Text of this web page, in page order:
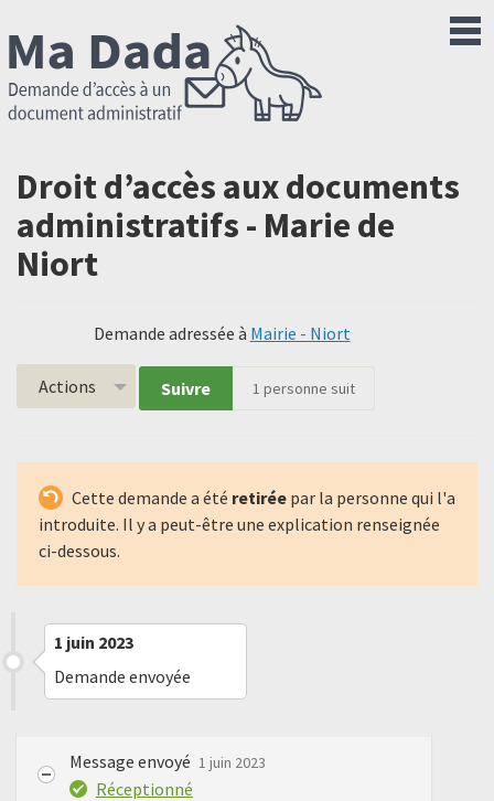
Droit d’accès aux documents
administratifs - Marie de
Niort
Demande adressée à Mairie - Niort
Actions Suivre 1 personne suit
Cette demande a été retirée par la personne qui l'a
introduite. Il y a peut-être une explication renseignée
ci-dessous.
1 juin 2023
Demande envoyée
Message envoyé 1 juin 2023
Réceptionné